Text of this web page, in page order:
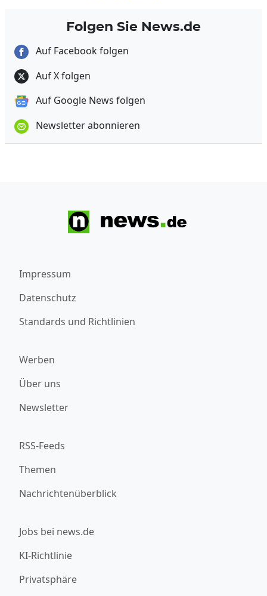
Folgen Sie News.de
Auf Facebook folgen
Auf X folgen
Auf Google News folgen
Newsletter abonnieren
Impressum
Datenschutz
Standards und Richtlinien
Werben
Über uns
Newsletter
RSS-Feeds
Themen
Nachrichtenüberblick
Jobs bei news.de
KI-Richtlinie
Privatsphäre